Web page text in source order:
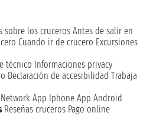
sobre los cruceros Antes de salir en
Cuando ir de crucero Excursiones
técnico Informaciones privacy
Declaración de accesibilidad Trabaja
Network App Iphone App Android
Reseñas cruceros Pago online